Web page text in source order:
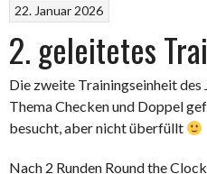
22. Januar 2026
2. geleitetes
Die zweite Trainingseinheit des
Thema Checken und Doppel
besucht, aber nicht überfüllt
Nach 2 Runden Round the